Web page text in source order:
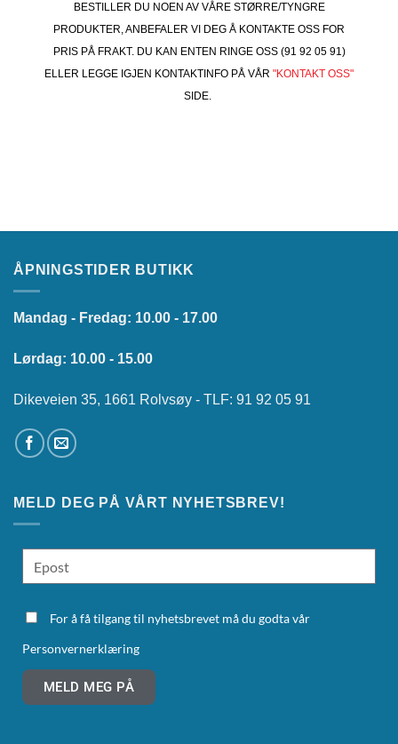
BESTILLER DU NOEN AV VÅRE STØRRE/TYNGRE
PRODUKTER, ANBEFALER VI DEG Å KONTAKTE OSS FOR
PRIS PÅ FRAKT. DU KAN ENTEN RINGE OSS (91 92 05 91)
ELLER LEGGE IGJEN KONTAKTINFO PÅ VÅR "KONTAKT OSS"
SIDE.
ÅPNINGSTIDER BUTIKK
Mandag - Fredag: 10.00 - 17.00
Lørdag: 10.00 - 15.00
Dikeveien 35, 1661 Rolvsøy - TLF: 91 92 05 91
MELD DEG PÅ VÅRT NYHETSBREV!
For å få tilgang til nyhetsbrevet må du godta vår
Personvernerklæring
MELD MEG PÅ